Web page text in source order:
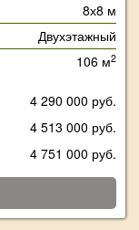
8х8 м
Двухэтажный
106 м2
4 290 000 руб.
4 513 000 руб.
4 751 000 руб.